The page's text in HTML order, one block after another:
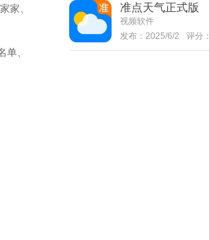
家、
单、
准点天气正式版
视频软件
发布：2025/6/2
评分：